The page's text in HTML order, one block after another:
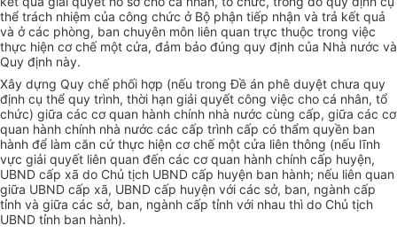
thể trách nhiệm của công chức ở Bộ phận tiếp nhận và trả kết quả
và ở các phòng, ban chuyên môn liên quan trực thuộc trong việc
thực hiện cơ chế một cửa, đảm bảo đúng quy định của Nhà nước và
Quy định này.
Xây dựng Quy chế phối hợp (nếu trong Đề án phê duyệt chưa quy
định cụ thể quy trình, thời hạn giải quyết công việc cho cá nhân, tổ
chức) giữa các cơ quan hành chính nhà nước cùng cấp, giữa các cơ
quan hành chính nhà nước các cấp trình cấp có thẩm quyền ban
hành để làm căn cứ thực hiện cơ chế một cửa liên thông (nếu lĩnh
vực giải quyết liên quan đến các cơ quan hành chính cấp huyện,
UBND cấp xã do Chủ tịch UBND cấp huyện ban hành; nếu liên quan
giữa UBND cấp xã, UBND cấp huyện với các sở, ban, ngành cấp
tỉnh và giữa các sở, ban, ngành cấp tỉnh với nhau thì do Chủ tịch
UBND tỉnh ban hành).